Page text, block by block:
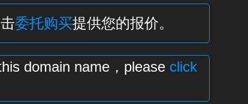
委托购买提供您的报价。
domain name，please click